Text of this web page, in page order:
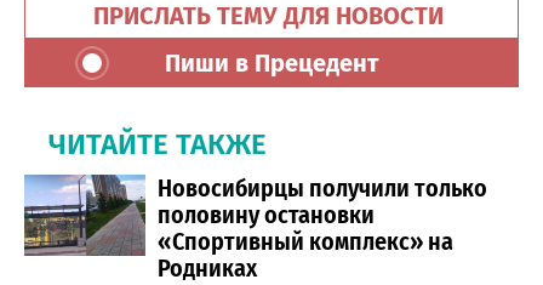
ПРИСЛАТЬ ТЕМУ ДЛЯ НОВОСТИ
Пиши в Прецедент
ЧИТАЙТЕ ТАКЖЕ
Новосибирцы получили только
половину остановки
«Спортивный комплекс» на
Родниках